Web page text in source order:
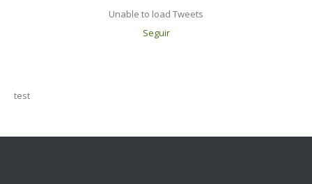
Unable to load Tweets
Seguir
test